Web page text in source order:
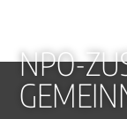
NPO-